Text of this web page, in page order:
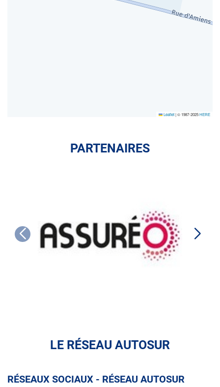
Leaflet|© 1987-2025HERE
PARTENAIRES
LE RÉSEAU AUTOSUR
RÉSEAUX SOCIAUX - RÉSEAU AUTOSUR